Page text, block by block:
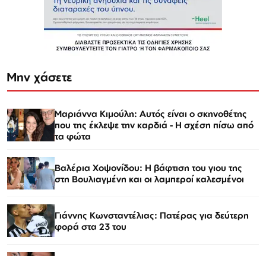
Μην χάσετε
Μαριάννα Κιμούλη: Αυτός είναι ο σκηνοθέτης
που της έκλεψε την καρδιά - Η σχέση πίσω από
τα φώτα
Βαλέρια Χοψονίδου: Η βάφτιση του γιου της
στη Βουλιαγμένη και οι λαμπεροί καλεσμένοι
Γιάννης Κωνσταντέλιας: Πατέρας για δεύτερη
φορά στα 23 του